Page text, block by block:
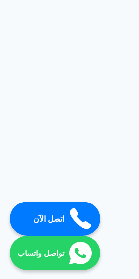
اتصل الآن
تواصل واتساب